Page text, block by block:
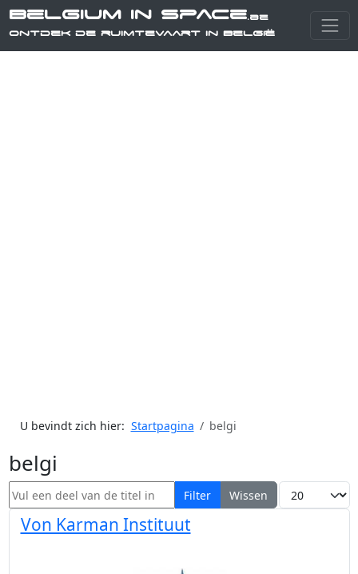
Belgium in Space.be
Ontdek de ruimtevaart in België
U bevindt zich hier: Startpagina belgi
belgi
Vul een deel van de titel in Filter Wissen Toon #
Von Karman Instituut